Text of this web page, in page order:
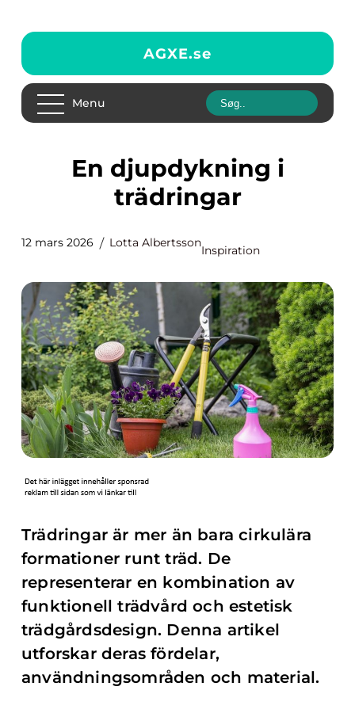
AGXE.se
Menu
En djupdykning i
trädringar
12 mars 2026 Lotta Albertsson
Inspiration
Trädringar är mer än bara cirkulära
formationer runt träd. De
representerar en kombination av
funktionell trädvård och estetisk
trädgårdsdesign. Denna artikel
utforskar deras fördelar,
användningsområden och material.